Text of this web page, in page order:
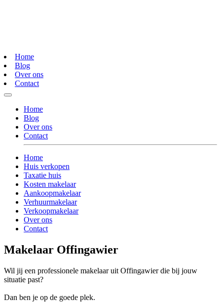
Home
Blog
Over ons
Contact
Home
Blog
Over ons
Contact
Home
Huis verkopen
Taxatie huis
Kosten makelaar
Aankoopmakelaar
Verhuurmakelaar
Verkoopmakelaar
Over ons
Contact
Makelaar Offingawier
Wil jij een professionele makelaar uit Offingawier die bij jouw
situatie past?
Dan ben je op de goede plek.